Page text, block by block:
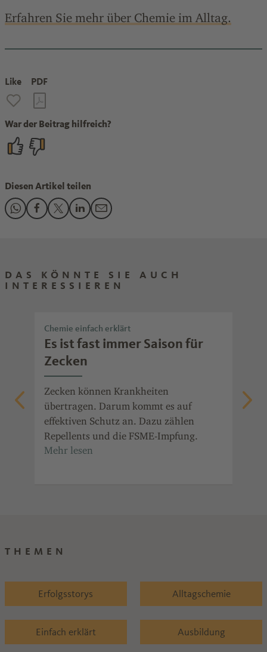
Erfahren Sie mehr über Chemie im Alltag.
Like PDF
War der Beitrag hilfreich?
Diesen Artikel teilen
Den Beitrag "Nasenspray-Sucht bei Erkältung vermeiden"
Den Beitrag "Nasenspray-Sucht bei Erkältung
Den Beitrag "Nasenspray-Sucht bei Erkältung
Den Beitrag "Nasenspray-Sucht bei
Den Beitrag "Nasenspray-Sucht bei
DAS KÖNNTE SIE AUCH
INTERESSIEREN
Chemie einfach erklärt
Es ist fast immer Saison für
Zecken
Zecken können Krankheiten
übertragen. Darum kommt es auf
effektiven Schutz an. Dazu zählen
Repellents und die FSME-Impfung.
THEMEN
Erfolgsstorys Alltagschemie
Einfach erklärt Ausbildung